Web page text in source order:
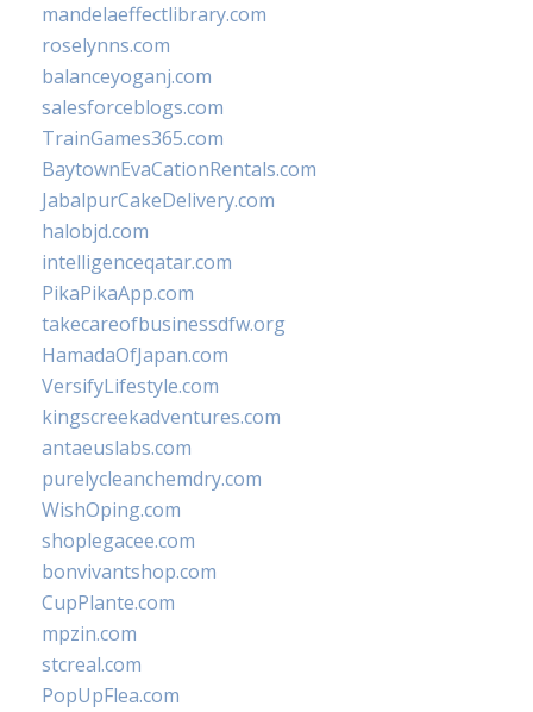
mandelaeffectlibrary.com
roselynns.com
balanceyoganj.com
salesforceblogs.com
TrainGames365.com
BaytownEvaCationRentals.com
JabalpurCakeDelivery.com
halobjd.com
intelligenceqatar.com
PikaPikaApp.com
takecareofbusinessdfw.org
HamadaOfJapan.com
VersifyLifestyle.com
kingscreekadventures.com
antaeuslabs.com
purelycleanchemdry.com
WishOping.com
shoplegacee.com
bonvivantshop.com
CupPlante.com
mpzin.com
stcreal.com
PopUpFlea.com